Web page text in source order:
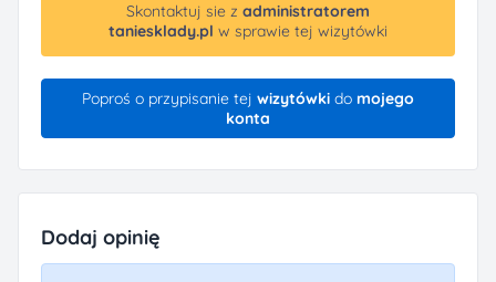
Skontaktuj sie z administratorem
taniesklady.pl w sprawie tej wizytówki
Poproś o przypisanie tej wizytówkido mojego
konta
Dodaj opinię